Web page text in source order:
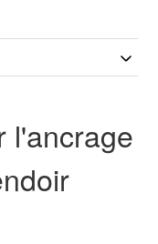
l'ancrage